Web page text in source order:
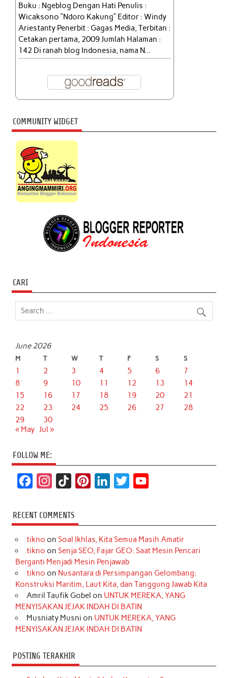
Buku : Ngeblog Dengan Hati Penulis :
Wicaksono “Ndoro Kakung” Editor : Windy
Ariestanty Penerbit : Gagas Media, Terbitan :
Cetakan pertama, 2009 Jumlah Halaman :
142 Di ranah blog Indonesia, nama N...
COMMUNITY WIDGET
CARI
June 2026
M T W T F S S
1 2 3 4 5 6
7
8
9 10 11 12 13
14
15
16 17 18 19 20
21
22
23 24 25 26 27
28
29
30
« May Jul »
FOLLOW ME:
c
e
b
o
k
s
t
a
r
a
m
k
T
o
k
t
e
r
e
s
t
k
e
d
I
n
t
t
r
T
u
e
RECENT COMMENTS
tikno on Soal Ikhlas, Kita Semua Masih Amatir
tikno on Senja SEO, Fajar GEO: Saat Mesin Pencari
Berganti Menjadi Mesin Penjawab
tikno on Nusantara di Persimpangan Gelombang:
Konstruksi Maritim, Laut Kita, dan Tanggung Jawab Kita
Amril Taufik Gobel on UNTUK MEREKA, YANG
MENYISAKAN JEJAK INDAH DI BATIN
Musniaty Musni on UNTUK MEREKA, YANG
MENYISAKAN JEJAK INDAH DI BATIN
POSTING TERAKHIR